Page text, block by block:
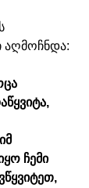
აღმოჩნდა:
ჩემი